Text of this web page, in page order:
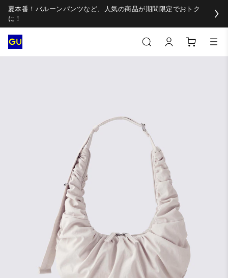
夏本番！バルーンパンツなど、人気の商品が期間限定でおトク
に！